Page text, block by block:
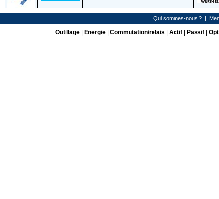
Qui sommes-nous ? |
Outillage| Energie| Commutation/relais Actif| Passif|